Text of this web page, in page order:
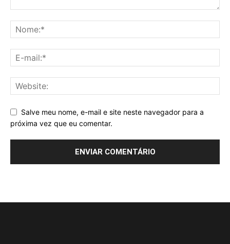
Salve meu nome, e-mail e site neste navegador para a
próxima vez que eu comentar.